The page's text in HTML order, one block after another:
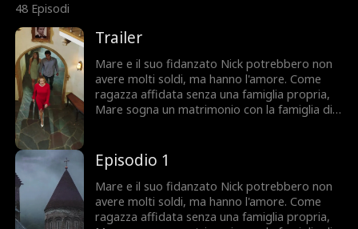
48 Episodi
Trailer
Mare e il suo fidanzato Nick potrebbero non
avere molti soldi, ma hanno l'amore. Come
ragazza affidata senza una famiglia propria,
Mare sogna un matrimonio con la famiglia di
sua madre, invitando calorosamente Mare
nella ricca e misteriosa famiglia Thornwood. Si
offre persino di ospitare il matrimonio nella
loro grande tenuta. Ma la mattina della
cerimonia, una scoperta orribile infrange il
Episodio 1
Mare e il suo fidanzato Nick potrebbero non
avere molti soldi, ma hanno l'amore. Come
ragazza affidata senza una famiglia propria,